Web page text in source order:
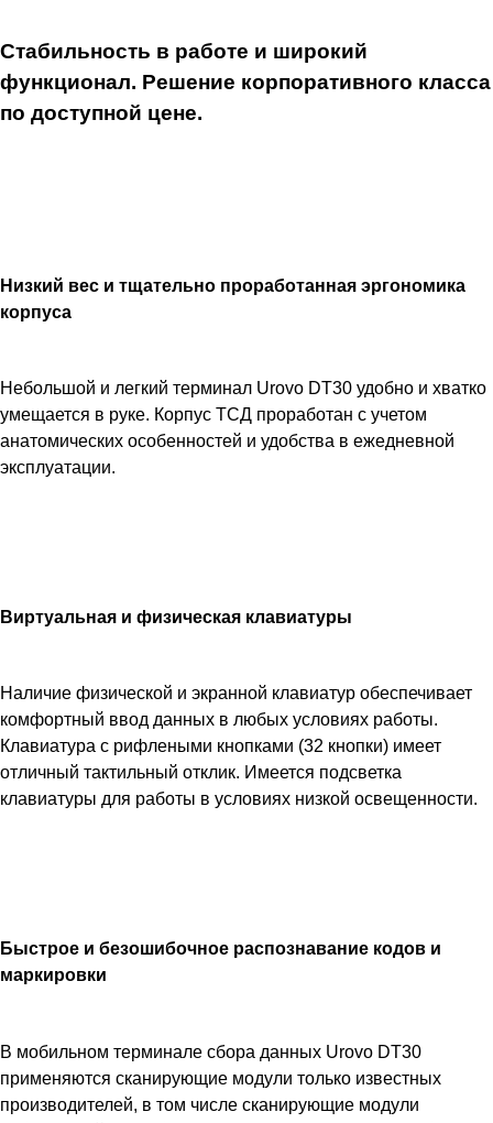
/
4G
(LTE)
NFC
/
/
Octa-
/
3.2"
/
480
x
Стабильность в работе и широкий
функционал. Решение корпоративного класса
по доступной цене.
Низкий вес и тщательно проработанная эргономика
корпуса
Небольшой и легкий терминал Urovo DT30 удобно и хватко
умещается в руке. Корпус ТСД проработан с учетом
анатомических особенностей и удобства в ежедневной
эксплуатации.
Виртуальная и физическая клавиатуры
Наличие физической и экранной клавиатур обеспечивает
комфортный ввод данных в любых условиях работы.
Клавиатура с рифлеными кнопками (32 кнопки) имеет
отличный тактильный отклик. Имеется подсветка
клавиатуры для работы в условиях низкой освещенности.
Быстрое и безошибочное распознавание кодов и
маркировки
В мобильном терминале сбора данных Urovo DT30
применяются сканирующие модули только известных
производителей, в том числе сканирующие модули